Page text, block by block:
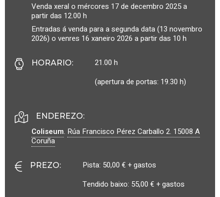
Venda xeral o mércores 17 de decembro 2025 a
partir das 12.00 h
Entradas á venda para a segunda data (13 novembro
2026) o venres 16 xaneiro 2026 a partir das 10 h
HORARIO:
21.00 h
(apertura de portas: 19.30 h)
ENDEREZO:
Coliseum. Rúa Francisco Pérez Carballo 2. 15008 A
Coruña
PREZO:
Pista: 50,00 € + gastos
Tendido baixo: 55,00 € + gastos